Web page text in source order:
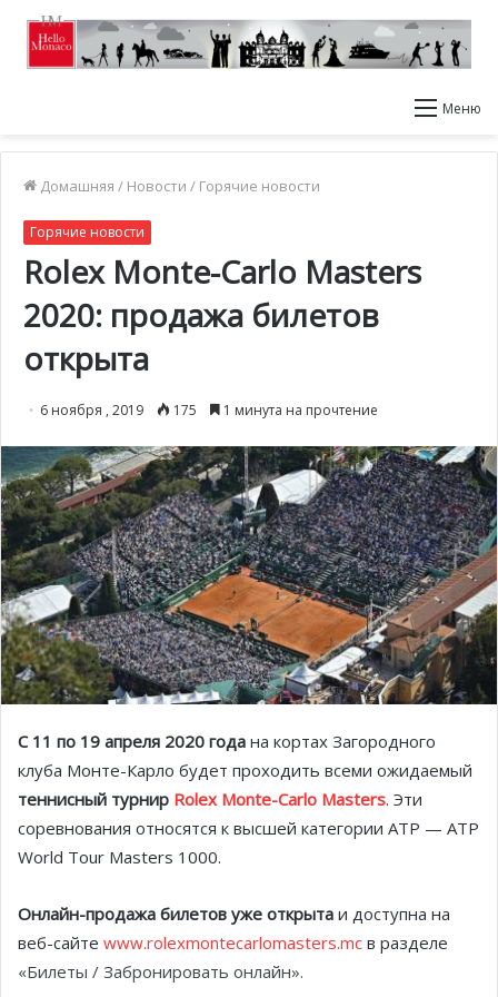
Меню
Домашняя / Новости / Горячие новости
Горячие новости
Rolex Monte-Carlo Masters
2020: продажа билетов
открыта
6 ноября , 2019 175 1 минута на прочтение
С 11 по 19 апреля 2020 года на кортах Загородного
клуба Монте-Карло будет проходить всеми ожидаемый
теннисный турнир Rolex Monte-Carlo Masters. Эти
соревнования относятся к высшей категории ATP — ATP
World Tour Masters 1000.
Онлайн-продажа билетов уже открыта и доступна на
веб-сайте www.rolexmontecarlomasters.mc в разделе
«Билеты / Забронировать онлайн».